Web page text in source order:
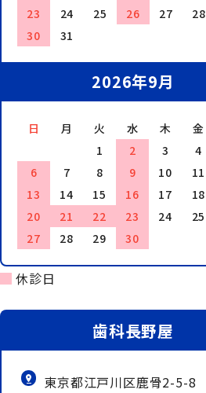
23
24 25 26 27 28
30
31
2026年9月
日 月 火 水 木 金
1
2 3 4
6
7 8 9 10 11
13
14 15 16 17 18
20
21 22 23 24 25
27
28 29 30
休診日
歯科長野屋
東京都江戸川区鹿骨2-5-8